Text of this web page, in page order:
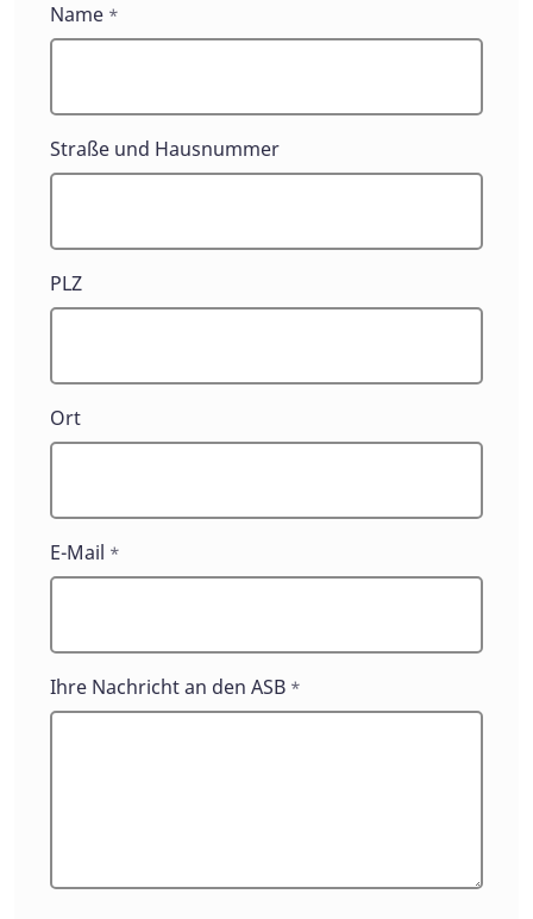
Name *
Straße und Hausnummer
PLZ
Ort
E-Mail *
Ihre Nachricht an den ASB *